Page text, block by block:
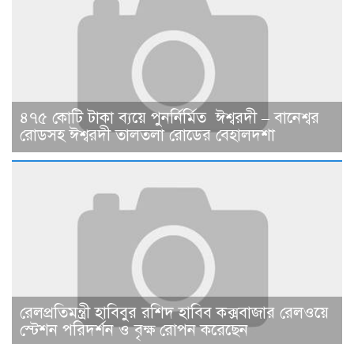
৪৭৫ কোটি টাকা ব্যয়ে পুনর্নির্মিত ঈশ্বরদী – বানেশ্বর
রোডসহ ঈশ্বরদী তালতলা রোডের বেহালদশা
রেলপ্রতিমন্ত্রী হাবিবুর রশিদ হাবিব কক্সবাজার রেলওয়ে
স্টেশন পরিদর্শন ও বৃক্ষ রোপন করেছেন